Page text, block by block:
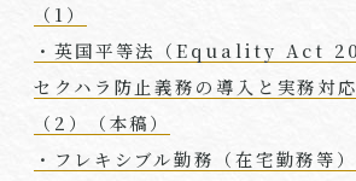
（ 1）
・英国平等法（Equality Act
セクハラ防止義務の導入と実務対
（ 2 ）（本稿）
・フレキシブル勤務（在宅勤務等